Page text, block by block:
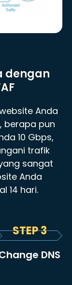
dengan
Anda
berapa pun
10 Gbps,
trafik
sangat
Anda
14 hari.
STEP 3
DNS